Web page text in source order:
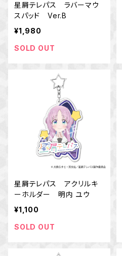
星屑テレパス ラバーマウ
スパッド Ver.B
¥1,980
SOLD OUT
星屑テレパス アクリルキ
ーホルダー 明内 ユウ
¥1,100
SOLD OUT